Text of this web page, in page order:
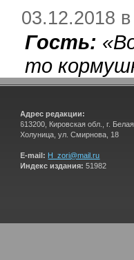
03.12.2018
Гость: «
то
Адрес редакции:
613200, Кировская обл., г. Белая
Холуница, ул. Смирнова, 18
E-mail: H_zori@mail.ru
Индекс издания: 51982